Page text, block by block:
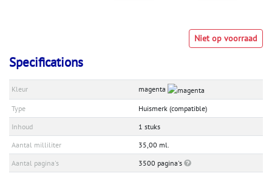
Niet op voorraad
Specifications
Kleur magenta
Type
Huismerk (compatible)
Inhoud
1 stuks
Aantal milliliter
35,00 ml.
Aantal pagina's
3500 pagina's